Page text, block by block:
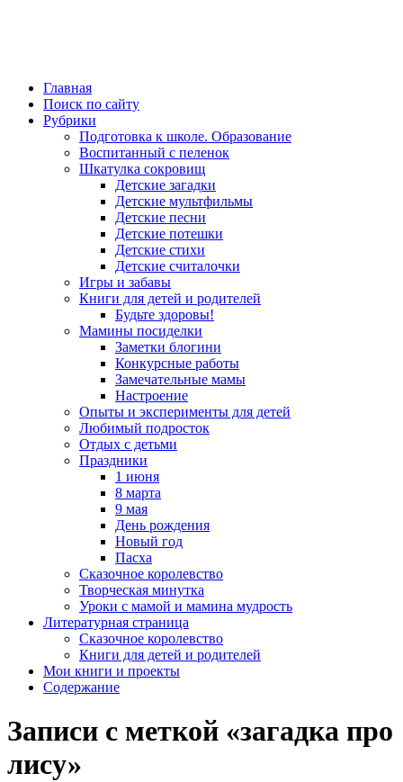
Главная
Поиск по сайту
Рубрики
Подготовка к школе. Образование
Воспитанный с пеленок
Шкатулка сокровищ
Детские загадки
Детские мультфильмы
Детские песни
Детские потешки
Детские стихи
Детские считалочки
Игры и забавы
Книги для детей и родителей
Будьте здоровы!
Мамины посиделки
Заметки блогини
Конкурсные работы
Замечательные мамы
Настроение
Опыты и эксперименты для детей
Любимый подросток
Отдых с детьми
Праздники
1 июня
8 марта
9 мая
День рождения
Новый год
Пасха
Сказочное королевство
Творческая минутка
Уроки с мамой и мамина мудрость
Литературная страница
Сказочное королевство
Книги для детей и родителей
Мои книги и проекты
Содержание
Записи с меткой «загадка про
лису»